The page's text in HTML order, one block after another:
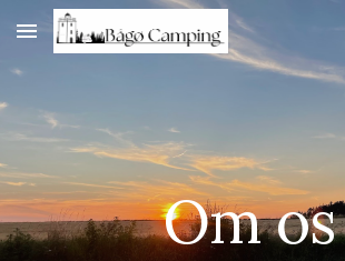
Skip to main content
Om os